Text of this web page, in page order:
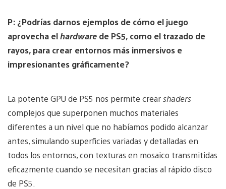
P: ¿Podrías darnos ejemplos de cómo el juego
aprovecha elhardware de PS5, como el trazado de
rayos, para crear entornos más inmersivos e
impresionantes gráficamente?
La potente GPU de PS5 nos permite crearshaders
complejos que superponen muchos materiales
diferentes a un nivel que no habíamos podido alcanzar
antes, simulando superficies variadas y detalladas en
todos los entornos, con texturas en mosaico transmitidas
eficazmente cuando se necesitan gracias al rápido disco
de PS5.